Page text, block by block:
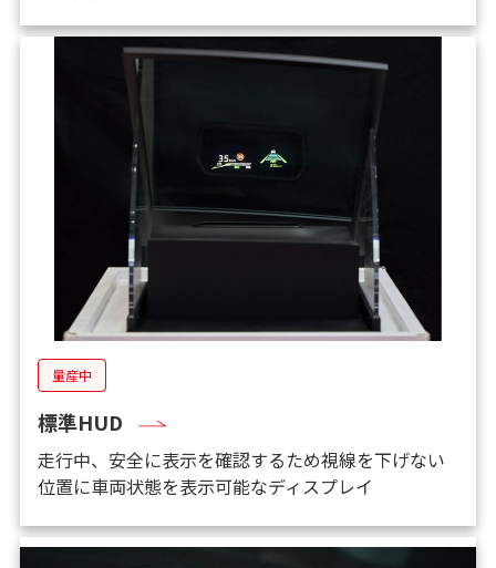
量産中
標準HUD
走行中、安全に表示を確認するため視線を下げない
位置に車両状態を表示可能なディスプレイ